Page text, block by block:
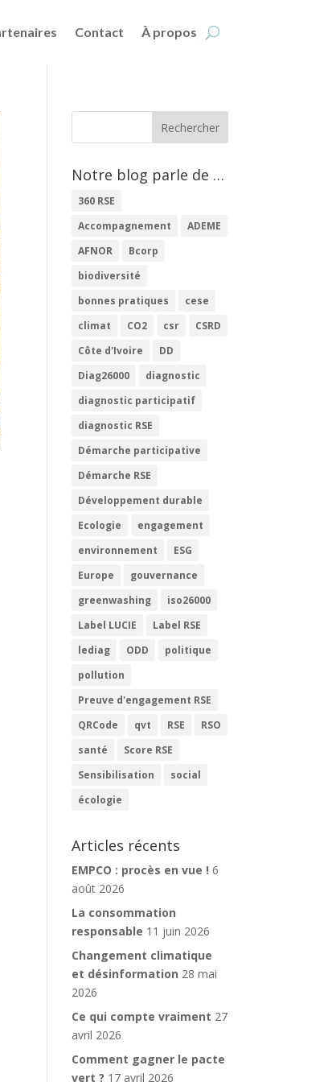
Contact À propos
Notre blog parle de …
360 RSE
Accompagnement
ADEME
AFNOR
Bcorp
biodiversité
bonnes pratiques
cese
climat
CO2 csr
CSRD
Côte d'Ivoire
DD
Diag26000
diagnostic
diagnostic participatif
diagnostic RSE
Démarche participative
Démarche RSE
Développement durable
Ecologie
engagement
environnement
ESG
Europe
gouvernance
greenwashing
iso26000
Label LUCIE
Label RSE
lediag
ODD
politique
pollution
Preuve d'engagement RSE
QRCode
qvt RSE
RSO
santé
Score RSE
Sensibilisation
social
écologie
Articles récents
EMPCO : procès en vue ! 6
août 2026
La consommation
responsable 11 juin 2026
Changement climatique
et désinformation 28 mai
2026
Ce qui compte vraiment 27
avril 2026
Comment gagner le pacte
vert ? 17 avril 2026